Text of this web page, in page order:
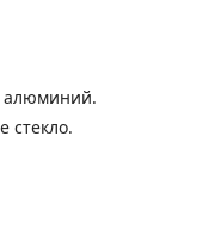
алюминий.
стекло.